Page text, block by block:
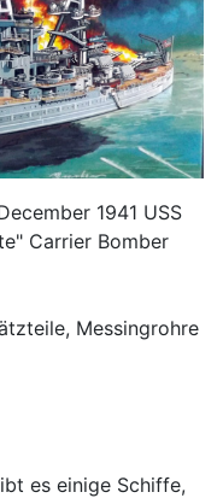
1941 USS
Carrier Bomber
Messingrohre
es einige Schiffe,